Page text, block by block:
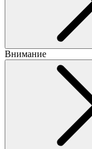
Внимание